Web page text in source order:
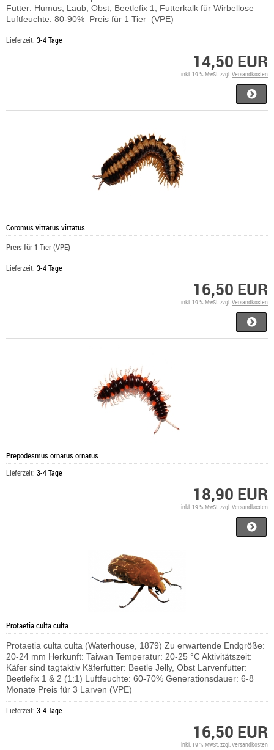
Futter: Humus, Laub, Obst, Beetlefix 1, Futterkalk für Wirbellose
Luftfeuchte: 80-90% Preis für 1 Tier (VPE)
Lieferzeit: 3-4 Tage
14,50 EUR
inkl. 19 % MwSt. zzgl. Versandkosten
Coromus vittatus vittatus
Preis für 1 Tier (VPE)
Lieferzeit: 3-4 Tage
16,50 EUR
inkl. 19 % MwSt. zzgl. Versandkosten
Prepodesmus ornatus ornatus
Lieferzeit: 3-4 Tage
18,90 EUR
inkl. 19 % MwSt. zzgl. Versandkosten
Protaetia culta culta
Protaetia culta culta (Waterhouse, 1879) Zu erwartende Endgröße:
20-24 mm Herkunft: Taiwan Temperatur: 20-25 °C Aktivitätszeit:
Käfer sind tagtaktiv Käferfutter: Beetle Jelly, Obst Larvenfutter:
Beetlefix 1 & 2 (1:1) Luftfeuchte: 60-70% Generationsdauer: 6-8
Monate Preis für 3 Larven (VPE)
Lieferzeit: 3-4 Tage
16,50 EUR
inkl. 19 % MwSt. zzgl.Versandkosten